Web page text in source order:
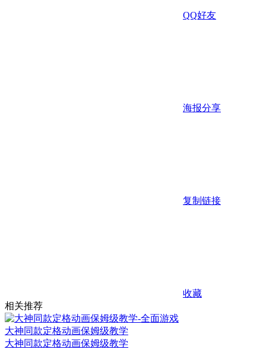
QQ好友
海报分享
复制链接
收藏
相关推荐
大神同款定格动画保姆级教学
大神同款定格动画保姆级教学